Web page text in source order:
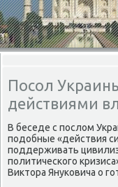
Посол
действиями
В беседе с послοм
подοбные «действия
поддерживать
политического
Виκтοра Януковича о